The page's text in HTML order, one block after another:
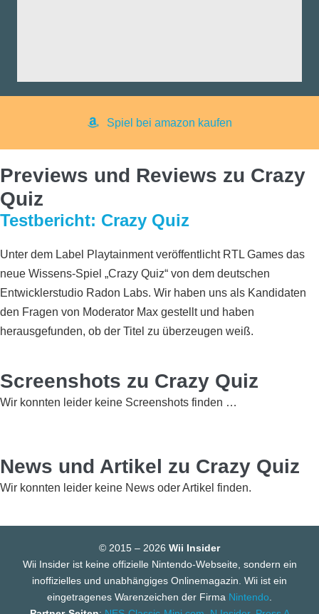
Spiel bei amazon kaufen
Previews und Reviews zu Crazy
Quiz
Testbericht: Crazy Quiz
Unter dem Label Playtainment veröffentlicht RTL Games das
neue Wissens-Spiel „Crazy Quiz“ von dem deutschen
Entwicklerstudio Radon Labs. Wir haben uns als Kandidaten
den Fragen von Moderator Max gestellt und haben
herausgefunden, ob der Titel zu überzeugen weiß.
Screenshots zu Crazy Quiz
Wir konnten leider keine Screenshots finden …
News und Artikel zu Crazy Quiz
Wir konnten leider keine News oder Artikel finden.
© 2015 – 2026 Wii Insider
Wii Insider ist keine offizielle Nintendo-Webseite, sondern ein
inoffizielles und unabhängiges Onlinemagazin. Wii ist ein
eingetragenes Warenzeichen der Firma Nintendo